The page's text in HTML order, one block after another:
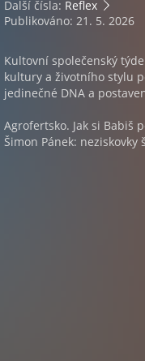
Další čísla: Reflex
Publikováno: 21. 5. 2026
Kultovní společenský
kultury a životního stylu
jedinečné DNA a
Agrofertsko. Jak si Babiš
Šimon Pánek: